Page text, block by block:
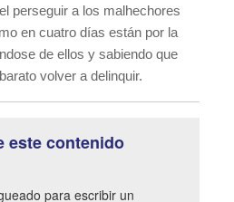
perseguir a los malhechores
en cuatro días están por la
de ellos y sabiendo que
volver a delinquir.
este contenido
para escribir un